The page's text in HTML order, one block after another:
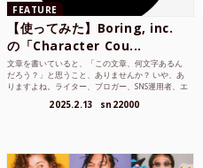
FEATURE
【使ってみた】Boring, inc.
の「Character Cou...
文章を書いていると、「この文章、何文字あるん
だろう？」と思うこと、ありませんか？ いや、あ
りますよね。ライター、ブロガー、SNS運用者、エ
2025.2.13 sn22000